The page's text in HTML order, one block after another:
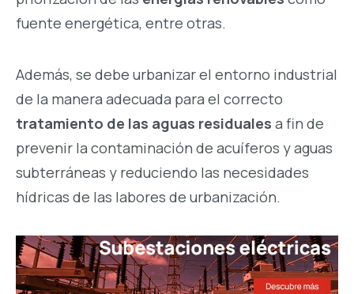
fuente energética, entre otras.
Además, se debe urbanizar el entorno industrial
de la manera adecuada para el correcto
tratamiento de las aguas residuales a fin de
prevenir la contaminación de acuíferos y aguas
subterráneas y reduciendo las necesidades
hídricas de las labores de urbanización.